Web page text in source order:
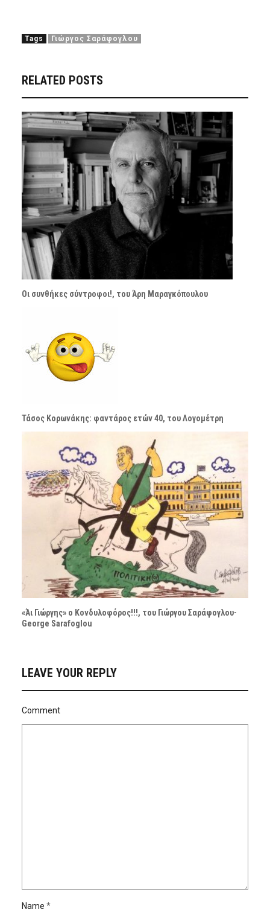
Tags Γιώργος Σαράφογλου
RELATED POSTS
Οι συνθήκες σύντροφοι!, του Άρη Μαραγκόπουλου
Τάσος Κορωνάκης: φαντάρος ετών 40, του Λογομέτρη
«Άι Γιώργης» ο Κονδυλοφόρος!!!, του Γιώργου Σαράφογλου-
George Sarafoglou
LEAVE YOUR REPLY
Comment
Name *